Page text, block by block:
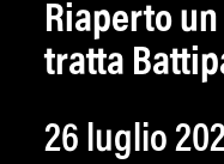
Riaperto
tratta
26 luglio